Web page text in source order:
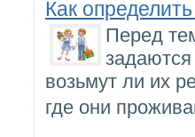
Как
Перед
возьмут ли их
где они